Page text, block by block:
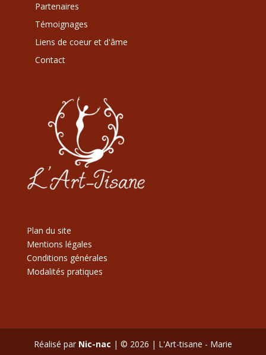
Partenaires
Témoignages
Liens de coeur et d'âme
Contact
Plan du site
Mentions légales
Conditions générales
Modalités pratiques
Réalisé par Nic-nac | © 2026 | L'Art-tisane - Marie